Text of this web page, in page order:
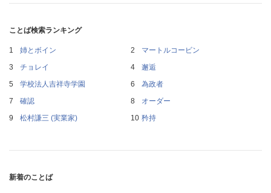
ことば検索ランキング
姉とボイン
マートルコービン
チョレイ
邂逅
学校法人吉祥寺学園
為政者
確認
オーダー
松村謙三 (実業家)
矜持
新着のことば